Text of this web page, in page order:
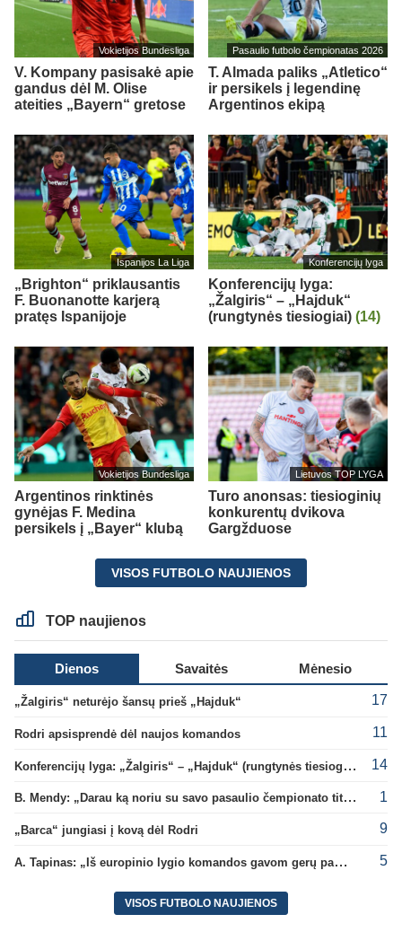
Vokietijos Bundesliga
V. Kompany pasisakė apie
gandus dėl M. Olise
ateities „Bayern“ gretose
Pasaulio futbolo čempionatas 2026
T. Almada paliks „Atletico“
ir persikels į legendinę
Argentinos ekipą
Ispanijos La Liga
„Brighton“ priklausantis
F. Buonanotte karjerą
pratęs Ispanijoje
Konferencijų lyga
Konferencijų lyga:
„Žalgiris“ – „Hajduk“
(rungtynės tiesiogiai) (14)
Vokietijos Bundesliga
Argentinos rinktinės
gynėjas F. Medina
persikels į „Bayer“ klubą
Lietuvos TOP LYGA
Turo anonsas: tiesioginių
konkurentų dvikova
Gargžduose
VISOS FUTBOLO NAUJIENOS
TOP naujienos
Dienos Savaitės Mėnesio
„Žalgiris“ neturėjo šansų prieš „Hajduk“ 17
Rodri apsisprendė dėl naujos komandos 11
Konferencijų lyga: „Žalgiris“ – „Hajduk“ (rungtynės tiesiogiai) 14
B. Mendy: „Darau ką noriu su savo pasaulio čempionato titulu“ 1
„Barca“ jungiasi į kovą dėl Rodri 9
A. Tapinas: „Iš europinio lygio komandos gavom gerų pamokų“ 5
VISOS FUTBOLO NAUJIENOS